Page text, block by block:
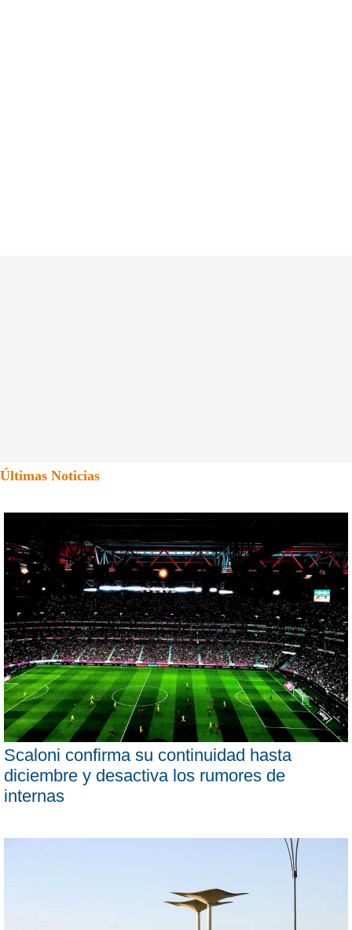
Últimas Noticias
Scaloni confirma su continuidad hasta
diciembre y desactiva los rumores de
internas